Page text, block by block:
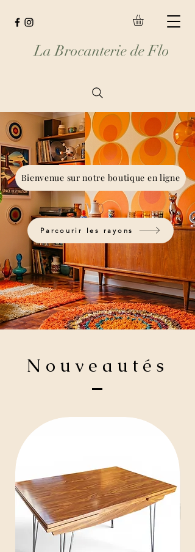
La Brocanterie de Flo
Bienvenue sur notre boutique en ligne
Parcourir les rayons
Nouveautés